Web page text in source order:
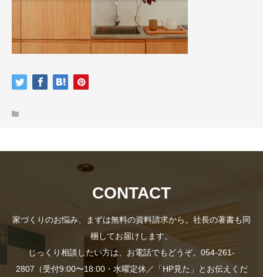
CONTACT
家づくりのお悩み、まずは無料の資料請求から。社長の著書も同
梱してお届けします。
じっくり相談したい方は、お電話でもどうぞ。054-261-
2807（受付9:00〜18:00・水曜定休／「HP見た」とお伝えくだ